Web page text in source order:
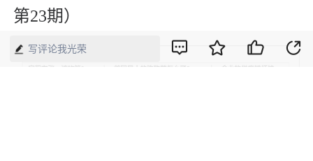
第23期）
写评论我光荣